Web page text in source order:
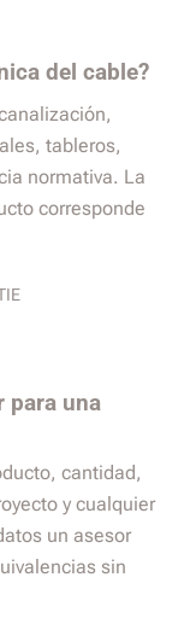
del cable?
tableros,
normativa. La
corresponde
para una
cantidad,
y cualquier
un asesor
sin